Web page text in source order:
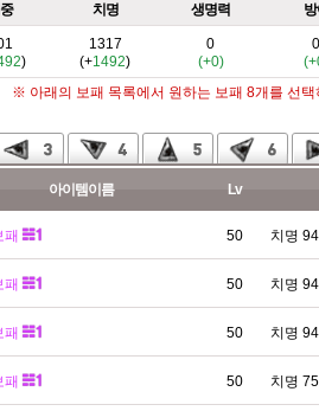
치명 생명력
)
1317
(+1492)
0
(+0)
0
※ 아래의 보패 목록에서 원하는 보패 8개를 선
아이템이름 Lv
패 50 치명
패 50 치명
패 50 치명
패 50 치명